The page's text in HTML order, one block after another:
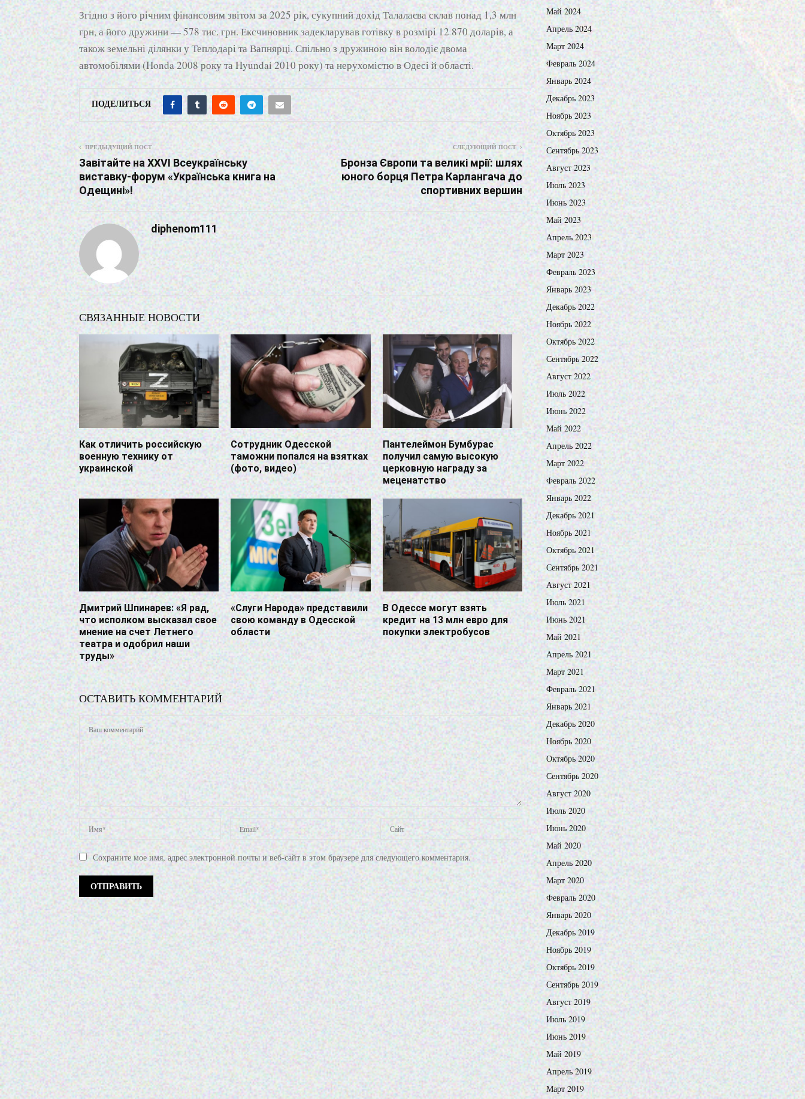
Згідно з його річним фінансовим звітом за 2025 рік, сукупний дохід Талалаєва склав понад 1,3 млн
грн, а його дружини — 578 тис. грн. Ексчиновник задекларував готівку в розмірі 12 870 доларів, а
також земельні ділянки у Теплодарі та Вапнярці. Спільно з дружиною він володіє двома
автомобілями (Honda 2008 року та Hyundai 2010 року) та нерухомістю в Одесі й області.
ПОДЕЛИТЬСЯ
ПРЕДЫДУЩИЙ ПОСТ
Завітайте на XXVІ Всеукраїнську
виставку-форум «Українська книга на
Одещині»!
СЛЕДУЮЩИЙ ПОСТ
Бронза Європи та великі мрії: шлях
юного борця Петра Карлангача до
спортивних вершин
diphenom111
СВЯЗАННЫЕ НОВОСТИ
Как отличить российскую
военную технику от
украинской
Сотрудник Одесской
таможни попался на взятках
(фото, видео)
Пантелеймон Бумбурас
получил самую высокую
церковную награду за
меценатство
Дмитрий Шпинарев: «Я рад,
что исполком высказал свое
мнение на счет Летнего
театра и одобрил наши
труды»
«Слуги Народа» представили
свою команду в Одесской
области
В Одессе могут взять
кредит на 13 млн евро для
покупки электробусов
ОСТАВИТЬ КОММЕНТАРИЙ
Сохраните мое имя, адрес электронной почты и веб-сайт в этом браузере для следующего комментария.
Май 2024
Апрель 2024
Март 2024
Февраль 2024
Январь 2024
Декабрь 2023
Ноябрь 2023
Октябрь 2023
Сентябрь 2023
Август 2023
Июль 2023
Июнь 2023
Май 2023
Апрель 2023
Март 2023
Февраль 2023
Январь 2023
Декабрь 2022
Ноябрь 2022
Октябрь 2022
Сентябрь 2022
Август 2022
Июль 2022
Июнь 2022
Май 2022
Апрель 2022
Март 2022
Февраль 2022
Январь 2022
Декабрь 2021
Ноябрь 2021
Октябрь 2021
Сентябрь 2021
Август 2021
Июль 2021
Июнь 2021
Май 2021
Апрель 2021
Март 2021
Февраль 2021
Январь 2021
Декабрь 2020
Ноябрь 2020
Октябрь 2020
Сентябрь 2020
Август 2020
Июль 2020
Июнь 2020
Май 2020
Апрель 2020
Март 2020
Февраль 2020
Январь 2020
Декабрь 2019
Ноябрь 2019
Октябрь 2019
Сентябрь 2019
Август 2019
Июль 2019
Июнь 2019
Май 2019
Апрель 2019
Март 2019